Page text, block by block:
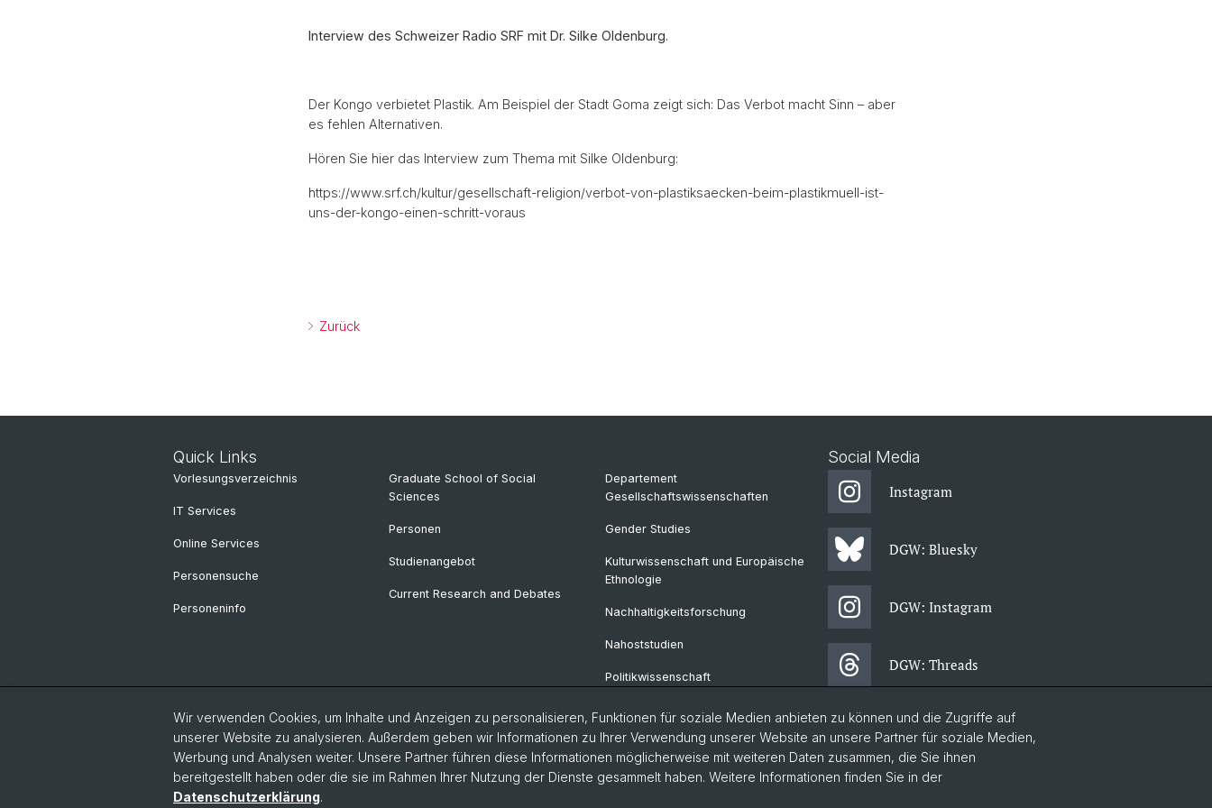
Interview des Schweizer Radio SRF mit Dr. Silke Oldenburg.
Der Kongo verbietet Plastik. Am Beispiel der Stadt Goma zeigt sich: Das Verbot macht Sinn – aber
es fehlen Alternativen.
Hören Sie hier das Interview zum Thema mit Silke Oldenburg:
https://www.srf.ch/kultur/gesellschaft-religion/verbot-von-plastiksaecken-beim-plastikmuell-ist-
uns-der-kongo-einen-schritt-voraus
Zurück
Quick Links
Vorlesungsverzeichnis
IT Services
Online Services
Personensuche
Personeninfo
Graduate School of Social
Sciences
Personen
Studienangebot
Current Research and Debates
Departement
Gesellschaftswissenschaften
Gender Studies
Kulturwissenschaft und Europäische
Ethnologie
Nachhaltigkeitsforschung
Nahoststudien
Politikwissenschaft
Soziologie
Urban Studies
Social Media
Instagram
DGW: Bluesky
DGW: Instagram
DGW: Threads
DGW: Facebook
DGW: Newsletter
Wir verwenden Cookies, um Inhalte und Anzeigen zu personalisieren, Funktionen für soziale Medien anbieten zu können und die Zugriffe auf
unserer Website zu analysieren. Außerdem geben wir Informationen zu Ihrer Verwendung unserer Website an unsere Partner für soziale Medien,
Werbung und Analysen weiter. Unsere Partner führen diese Informationen möglicherweise mit weiteren Daten zusammen, die Sie ihnen
bereitgestellt haben oder die sie im Rahmen Ihrer Nutzung der Dienste gesammelt haben. Weitere Informationen finden Sie in der
Datenschutzerklärung.